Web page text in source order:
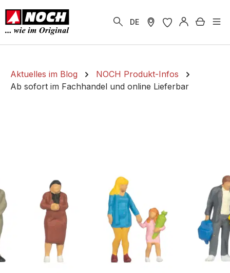
springen
DE
Aktuelles im Blog
NOCH Produkt-Infos
Ab sofort im Fachhandel und online Lieferbar